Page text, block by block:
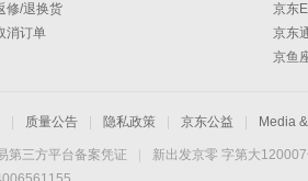
修/退换货
消订单
京东
京东
京鱼
质量公告 隐私政策 京东公益 Media
第三方平台备案凭证
新出发京零 字第大